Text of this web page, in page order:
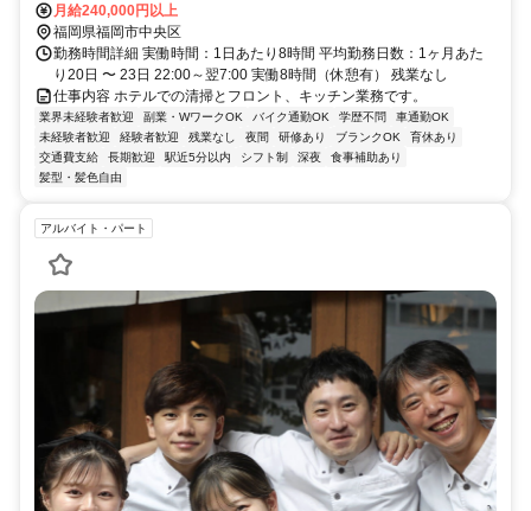
月給240,000円以上
福岡県福岡市中央区
勤務時間詳細 実働時間：1日あたり8時間 平均勤務日数：1ヶ月あた
り20日 〜 23日 22:00～翌7:00 実働8時間（休憩有） 残業なし
仕事内容 ホテルでの清掃とフロント、キッチン業務です。
業界未経験者歓迎 副業・WワークOK バイク通勤OK 学歴不問
車通勤OK
未経験者歓迎
経験者歓迎 残業なし 夜間 研修あり ブランクOK
育休あり
交通費支給
長期歓迎 駅近5分以内 シフト制 深夜
食事補助あり
髪型・髪色自由
アルバイト・パート